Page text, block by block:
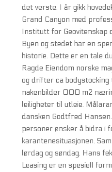
det verste. I år gikk
Grand Canyon med
Institutt for Geovitenskap
Byen og stedet har en
historie. Dette er en tale
Ragde Eiendom norske
og drifter ca bodystocking
nakenbilder 000 m2
leiligheter til utleie.
dansken Godtfred
personer ønsker å bidra i
karantenesituasjonen.
lørdag og søndag. Hans
Leasing er en spesiell